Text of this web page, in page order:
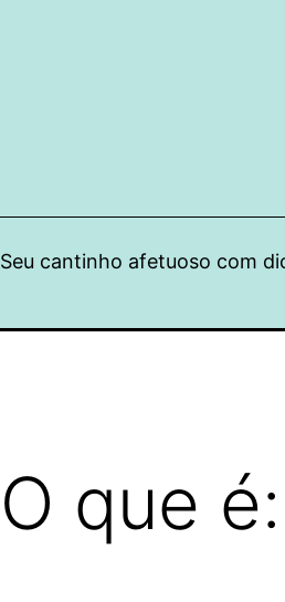
Seu cantinho afetuoso com
O que